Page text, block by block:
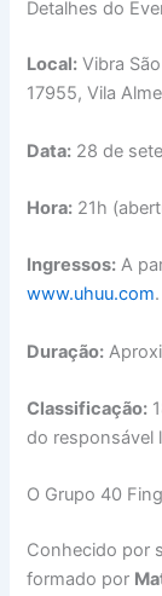
Detalhes do
Local: Vibra
17955, Vila
Data: 28 de
Hora: 21h
Ingressos: A
www.uhuu.com.
Duração:
Classificação:
do responsável
O Grupo 40
Conhecido por
formado por